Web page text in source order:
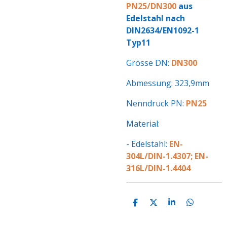
PN25/DN300 aus
Edelstahl nach
DIN2634/EN1092-1
Typ11
Grösse DN: DN300
Abmessung: 323,9mm
Nenndruck PN: PN25
Material:
- Edelstahl: EN-
304L/DIN-1.4307; EN-
316L/DIN-1.4404
T
T
T
T